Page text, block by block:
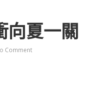
向夏一關
Comment